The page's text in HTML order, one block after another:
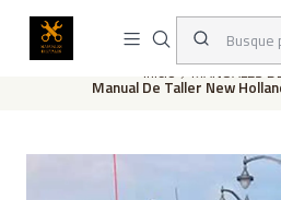
Este es el texto del
Inicio MANUALES
Manual De Taller New